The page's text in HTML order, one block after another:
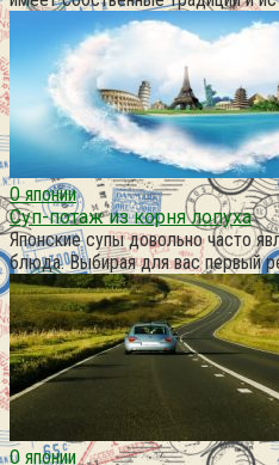
О японии
Суп-потаж из корня лопуха
Японские супы довольно часто
блюда. Выбирая для вас первый
О японии